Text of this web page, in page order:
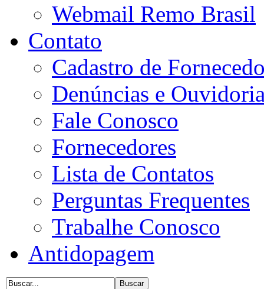
Webmail Remo Brasil
Contato
Cadastro de
Denúncias e
Fale Conosco
Fornecedores
Lista de Contatos
Perguntas Frequentes
Trabalhe Conosco
Antidopagem